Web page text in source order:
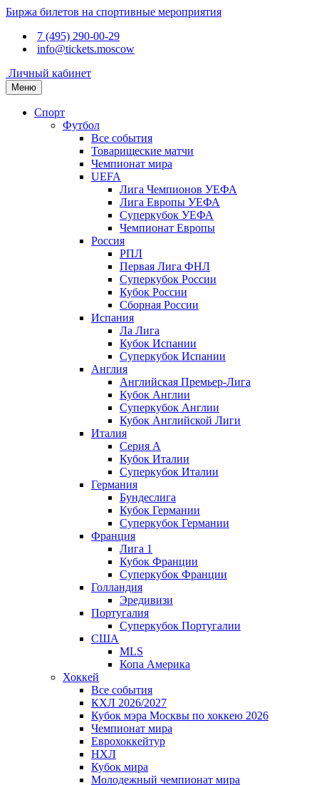
Биржа билетов на спортивные мероприятия
7 (495) 290-00-29
info@tickets.moscow
Личный кабинет
Меню
Спорт
Футбол
Все события
Товарищеские матчи
Чемпионат мира
UEFA
Лига Чемпионов УЕФА
Лига Европы УЕФА
Суперкубок УЕФА
Чемпионат Европы
Россия
РПЛ
Первая Лига ФНЛ
Суперкубок России
Кубок России
Сборная России
Испания
Ла Лига
Кубок Испании
Суперкубок Испании
Англия
Английская Премьер-Лига
Кубок Англии
Суперкубок Англии
Кубок Английской Лиги
Италия
Серия А
Кубок Италии
Суперкубок Италии
Германия
Бундеслига
Кубок Германии
Суперкубок Германии
Франция
Лига 1
Кубок Франции
Суперкубок Франции
Голландия
Эредивизи
Португалия
Суперкубок Португалии
США
MLS
Копа Америка
Хоккей
Все события
КХЛ 2026/2027
Кубок мэра Москвы по хоккею 2026
Чемпионат мира
Еврохоккейтур
НХЛ
Кубок мира
Молодежный чемпионат мира